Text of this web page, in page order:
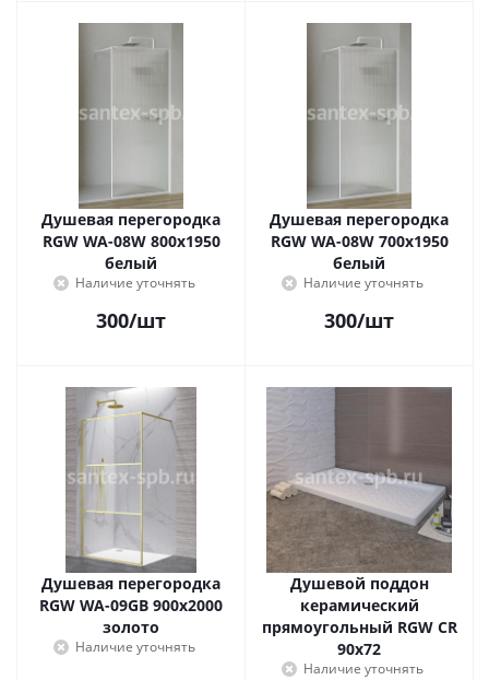
Душевая перегородка
RGW WA-08W 800x1950
белый
Наличие уточнять
300/шт
Душевая перегородка
RGW WA-08W 700x1950
белый
Наличие уточнять
300/шт
Душевая перегородка
RGW WA-09GB 900x2000
золото
Наличие уточнять
Душевой поддон
керамический
прямоугольный RGW CR
90x72
Наличие уточнять